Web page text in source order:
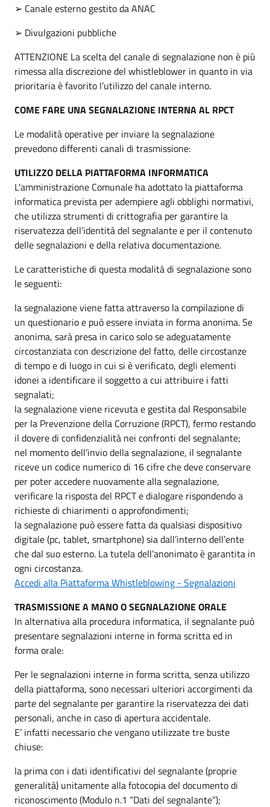
➢ Canale esterno gestito da ANAC
➢ Divulgazioni pubbliche
ATTENZIONE La scelta del canale di segnalazione non è più
rimessa alla discrezione del whistleblower in quanto in via
prioritaria è favorito l’utilizzo del canale interno.
COME FARE UNA SEGNALAZIONE INTERNA AL RPCT
Le modalità operative per inviare la segnalazione
prevedono differenti canali di trasmissione:
UTILIZZO DELLA PIATTAFORMA INFORMATICA
L'amministrazione Comunale ha adottato la piattaforma
informatica prevista per adempiere agli obblighi normativi,
che utilizza strumenti di crittografia per garantire la
riservatezza dell’identità del segnalante e per il contenuto
delle segnalazioni e della relativa documentazione.
Le caratteristiche di questa modalità di segnalazione sono
le seguenti:
la segnalazione viene fatta attraverso la compilazione di
un questionario e può essere inviata in forma anonima. Se
anonima, sarà presa in carico solo se adeguatamente
circostanziata con descrizione del fatto, delle circostanze
di tempo e di luogo in cui si è verificato, degli elementi
idonei a identificare il soggetto a cui attribuire i fatti
segnalati;
la segnalazione viene ricevuta e gestita dal Responsabile
per la Prevenzione della Corruzione (RPCT), fermo restando
il dovere di confidenzialità nei confronti del segnalante;
nel momento dell’invio della segnalazione, il segnalante
riceve un codice numerico di 16 cifre che deve conservare
per poter accedere nuovamente alla segnalazione,
verificare la risposta del RPCT e dialogare rispondendo a
richieste di chiarimenti o approfondimenti;
la segnalazione può essere fatta da qualsiasi dispositivo
digitale (pc, tablet, smartphone) sia dall’interno dell’ente
che dal suo esterno. La tutela dell’anonimato è garantita in
ogni circostanza.
Accedi alla Piattaforma Whistleblowing - Segnalazioni
TRASMISSIONE A MANO O SEGNALAZIONE ORALE
In alternativa alla procedura informatica, il segnalante può
presentare segnalazioni interne in forma scritta ed in
forma orale:
Per le segnalazioni interne in forma scritta, senza utilizzo
della piattaforma, sono necessari ulteriori accorgimenti da
parte del segnalante per garantire la riservatezza dei dati
personali, anche in caso di apertura accidentale.
E’ infatti necessario che vengano utilizzate tre buste
chiuse:
la prima con i dati identificativi del segnalante (proprie
generalità) unitamente alla fotocopia del documento di
riconoscimento (Modulo n.1 “Dati del segnalante”);